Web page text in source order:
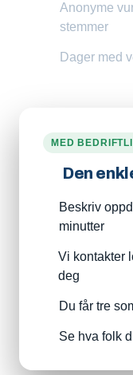
Anonyme
stemmer
Dager med
MED
Den
Beskriv
minutter
Vi kontakter
deg
Du får tre
Se hva folk